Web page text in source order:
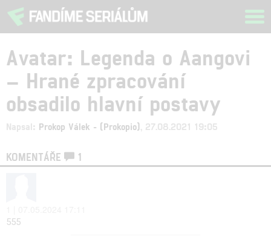
Avatar: Legenda o Aangovi
– Hrané zpracování
obsadilo hlavní postavy
Napsal: Prokop Válek - (Prokopio) , 27.08.2021 19:05
KOMENTÁŘE 1
555